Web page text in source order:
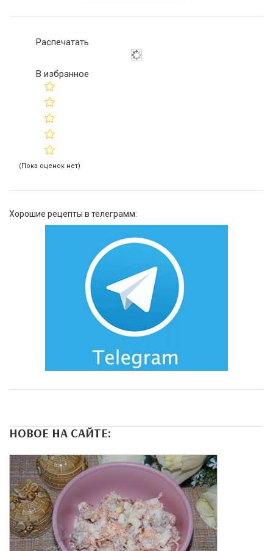
Распечатать
В избранное
(Пока оценок нет)
Хорошие рецепты в телеграмм:
НОВОЕ НА САЙТЕ: